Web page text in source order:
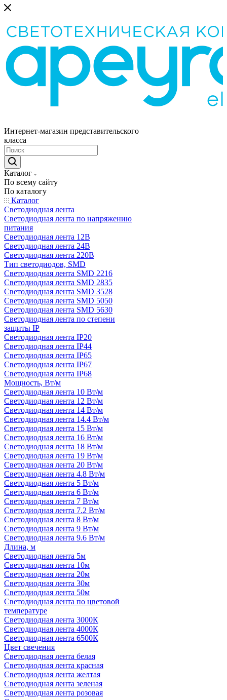
Интернет-магазин представительского
класса
Каталог
По всему сайту
По каталогу
Каталог
Светодиодная лента
Светодиодная лента по напряжению
питания
Светодиодная лента 12В
Светодиодная лента 24В
Светодиодная лента 220В
Тип светодиодов, SMD
Cветодиодная лента SMD 2216
Светодиодная лента SMD 2835
Светодиодная лента SMD 3528
Светодиодная лента SMD 5050
Светодиодная лента SMD 5630
Светодиодная лента по степени
защиты IP
Светодиодная лента IP20
Светодиодная лента IP44
Светодиодная лента IP65
Светодиодная лента IP67
Светодиодная лента IP68
Мощность, Вт/м
Светодиодная лента 10 Вт/м
Светодиодная лента 12 Вт/м
Светодиодная лента 14 Вт/м
Светодиодная лента 14.4 Вт/м
Светодиодная лента 15 Вт/м
Светодиодная лента 16 Вт/м
Светодиодная лента 18 Вт/м
Светодиодная лента 19 Вт/м
Светодиодная лента 20 Вт/м
Светодиодная лента 4.8 Вт/м
Светодиодная лента 5 Вт/м
Светодиодная лента 6 Вт/м
Светодиодная лента 7 Вт/м
Светодиодная лента 7.2 Вт/м
Светодиодная лента 8 Вт/м
Светодиодная лента 9 Вт/м
Светодиодная лента 9.6 Вт/м
Длина, м
Светодиодная лента 5м
Светодиодная лента 10м
Светодиодная лента 20м
Светодиодная лента 30м
Светодиодная лента 50м
Светодиодная лента по цветовой
температуре
Светодиодная лента 3000К
Светодиодная лента 4000К
Светодиодная лента 6500К
Цвет свечения
Светодиодная лента белая
Светодиодная лента красная
Светодиодная лента желтая
Светодиодная лента зеленая
Светодиодная лента розовая